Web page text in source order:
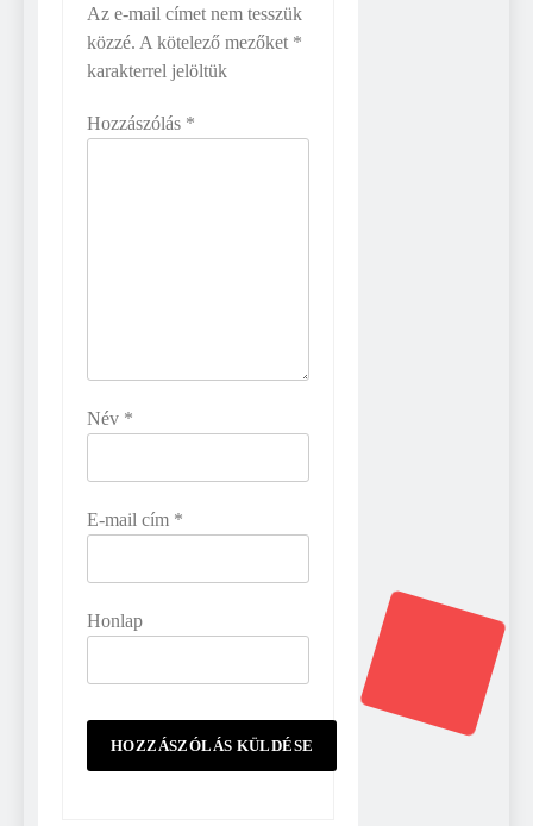
Az e-mail címet nem tesszük
közzé. A kötelező mezőket *
karakterrel jelöltük
Hozzászólás *
Név *
E-mail cím *
Honlap